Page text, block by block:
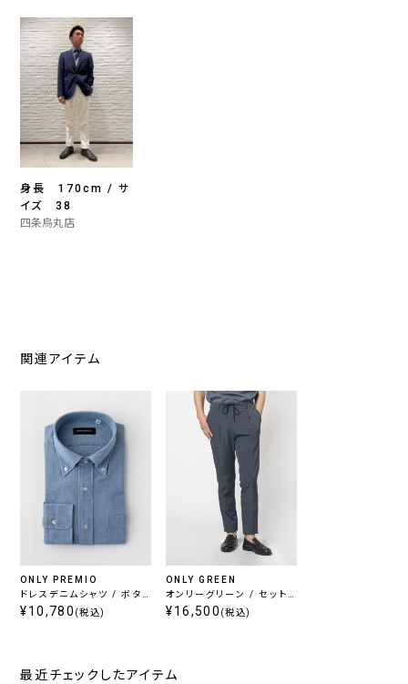
身長 170cm / サ
イズ 38
四条烏丸店
関連アイテム
ONLY PREMIO
ドレスデニムシャツ / ボタ
ンダウン
¥10,780 (税込)
ONLY GREEN
オンリーグリーン / セット
アップパンツ グレー無地
¥16,500 (税込)
最近チェックしたアイテム